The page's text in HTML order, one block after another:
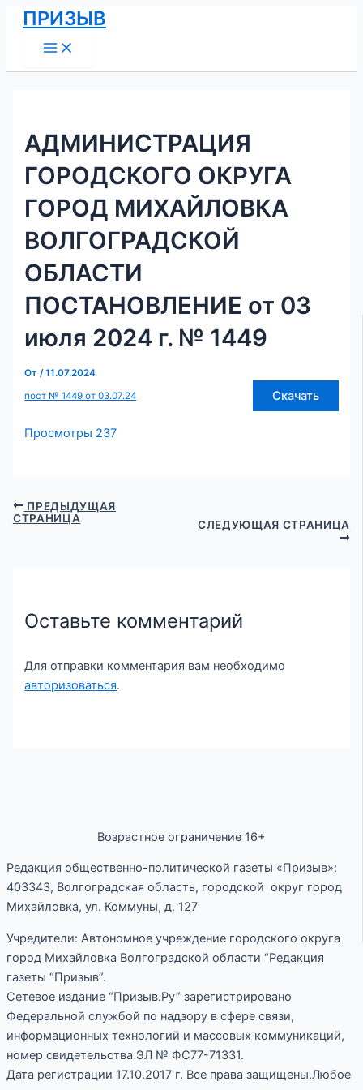
Перейти
содержимому
ПРИЗЫВ
Menu
АДМИНИСТРАЦИЯ
ГОРОДСКОГО ОКРУГА
ГОРОД МИХАЙЛОВКА
ВОЛГОГРАДСКОЙ
ОБЛАСТИ
ПОСТАНОВЛЕНИЕ от 03
июля 2024 г. № 1449
От/11.07.2024
пост № 1449 от 03.07.24
Скачать
Просмотры 237
Навигация
по
записям
ПРЕДЫДУЩАЯ
СТРАНИЦА
СЛЕДУЮЩАЯ СТРАНИЦА
Оставьте комментарий
Для отправки комментария вам необходимо
авторизоваться.
Возрастное ограничение 16+
Редакция общественно-политической газеты «Призыв»:
403343, Волгоградская область, городской округ город
Михайловка, ул. Коммуны, д. 127
Учредители: Автономное учреждение городского округа
город Михайловка Волгоградской области “Редакция
газеты “Призыв”.
Сетевое издание “Призыв.Ру” зарегистрировано
Федеральной службой по надзору в сфере связи,
информационных технологий и массовых коммуникаций,
номер свидетельства ЭЛ № ФС77-71331.
Дата регистрации 17.10.2017 г. Все права защищены.Любое